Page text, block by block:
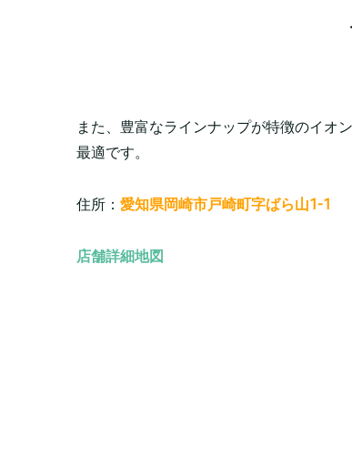
また、豊富なラインナップが特徴のイオ
最適です。
住所： 愛知県岡崎市戸崎町字ばら山1-1
店舗詳細地図